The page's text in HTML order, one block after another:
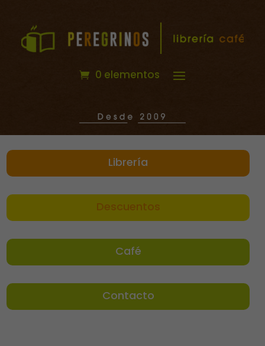
0 elementos
Librería
Descuentos
Café
Contacto